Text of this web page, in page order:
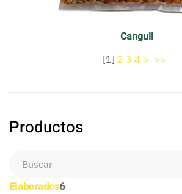
Canguil
[1] 2 3 4 > >>
Productos
Elaborados6